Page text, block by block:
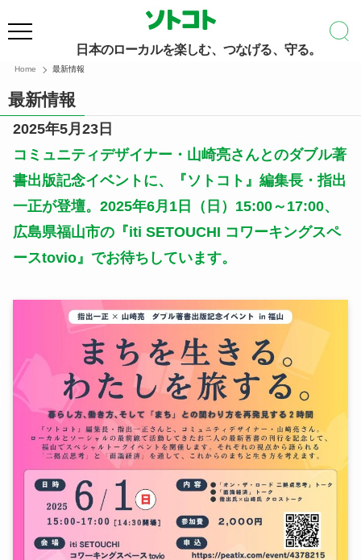
日本のローカルを楽しむ、つなげる、守る。
Home 最新情報
最新情報
2025年5月23日
コミュニティデザイナー・山崎亮さんとのダブル著
書出版記念イベントに、『ソトコト』編集長・指出
一正が登壇。2025年6月1日（日）15:00～17:00、
広島県福山市の『iti SETOUCHI コワーキングスペ
ースtovio』でお待ちしています。